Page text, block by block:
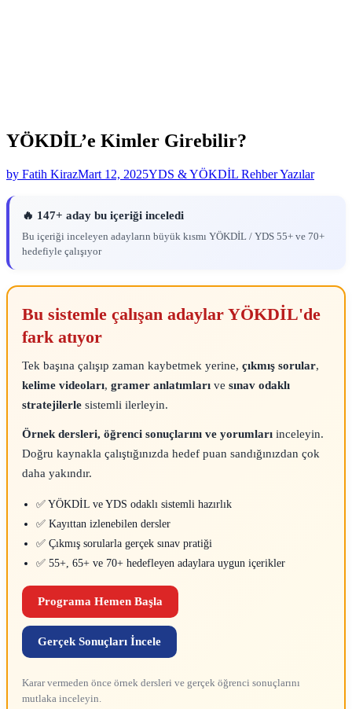
YÖKDİL’e Kimler Girebilir?
by Fatih KirazMart 12, 2025YDS & YÖKDİL Rehber Yazılar
🔥 147+ aday bu içeriği inceledi
Bu içeriği inceleyen adayların büyük kısmı YÖKDİL / YDS 55+ ve 70+
hedefiyle çalışıyor
Bu sistemle çalışan adaylar YÖKDİL'de
fark atıyor
Tek başına çalışıp zaman kaybetmek yerine, çıkmış sorular,
kelime videoları, gramer anlatımları ve sınav odaklı
stratejilerle sistemli ilerleyin.
Örnek dersleri, öğrenci sonuçlarını ve yorumları inceleyin.
Doğru kaynakla çalıştığınızda hedef puan sandığınızdan çok
daha yakındır.
✅ YÖKDİL ve YDS odaklı sistemli hazırlık
✅ Kayıttan izlenebilen dersler
✅ Çıkmış sorularla gerçek sınav pratiği
✅ 55+, 65+ ve 70+ hedefleyen adaylara uygun içerikler
Programa Hemen Başla
Gerçek Sonuçları İncele
Karar vermeden önce örnek dersleri ve gerçek öğrenci sonuçlarını
mutlaka inceleyin.